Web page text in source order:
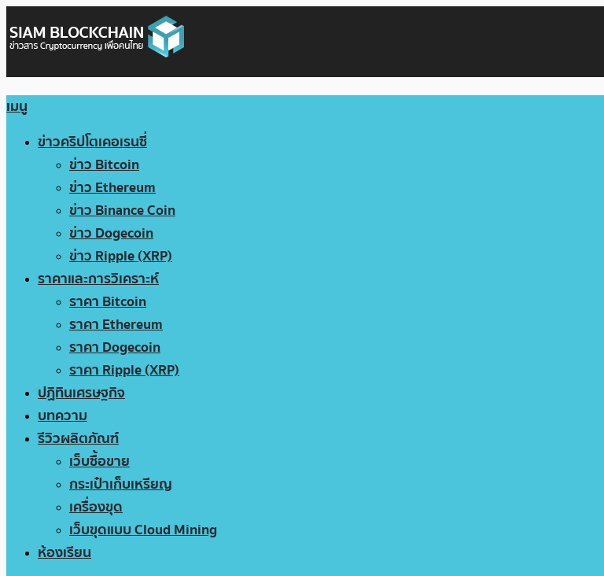
เมนู
ข่าวคริปโตเคอเรนซี่
ข่าว Bitcoin
ข่าว Ethereum
ข่าว Binance Coin
ข่าว Dogecoin
ข่าว Ripple (XRP)
ราคาและการวิเคราะห์
ราคา Bitcoin
ราคา Ethereum
ราคา Dogecoin
ราคา Ripple (XRP)
ปฏิทินเศรษฐกิจ
บทความ
รีวิวผลิตภัณฑ์
เว็บซื้อขาย
กระเป๋าเก็บเหรียญ
เครื่องขุด
เว็บขุดแบบ Cloud Mining
ห้องเรียน